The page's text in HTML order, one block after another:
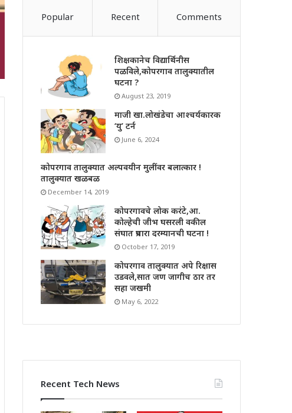
Popular Recent Comments
शिक्षकानेच विद्यार्थिनीस
पळविले,कोपरगाव तालुक्यातील
घटना ?
August 23, 2019
माजी खा.लोखंडेचा आश्चर्यकारक
‘यु’ टर्न
June 6, 2024
कोपरगाव तालुक्यात अल्पवयीन मुलींवर बलात्कार !
तालुक्यात खळबळ
December 14, 2019
कोपरगावचे लोक करंटे,आ.
कोल्हेची जीभ घसरली वकील
संघात प्रचारा दरम्यानची घटना !
October 17, 2019
कोपरगाव तालुक्यात अपे रिक्षास
उडवले,सात जण जागीच ठार तर
सहा जखमी
May 6, 2022
Recent Tech News